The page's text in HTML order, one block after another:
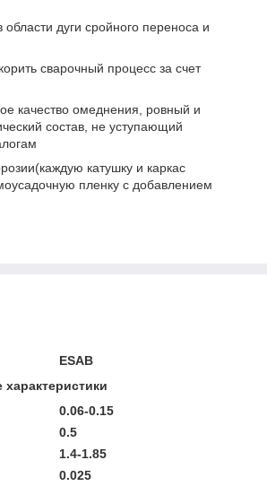
области дуги сройного переноса и
сварочный процесс за счет
качество омеднения, ровный и
состав, не уступающий
катушку и каркас
пленку с добавлением
ESAB
0.06-0.15
0.5
1.4-1.85
0.025